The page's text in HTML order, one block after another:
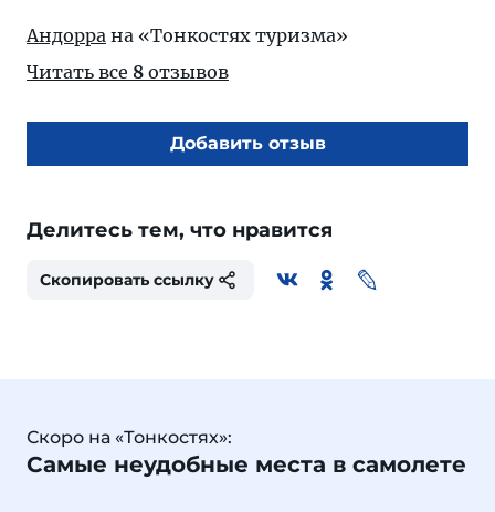
Андорра на «Тонкостях туризма»
Читать все 8 отзывов
Добавить отзыв
Делитесь тем, что нравится
Скопировать ссылку
Скоро на «Тонкостях»:
Самые неудобные места в самолете